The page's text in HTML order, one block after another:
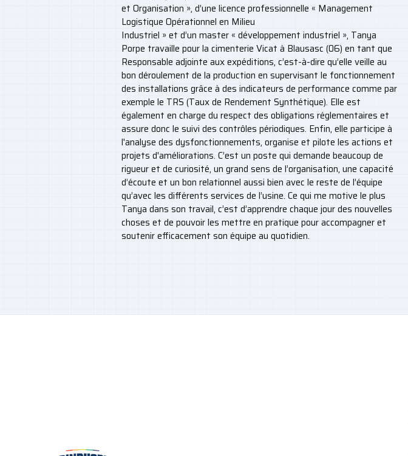
et Organisation », d’une licence professionnelle « Management
Logistique Opérationnel en Milieu
Industriel » et d’un master « développement industriel », Tanya
Porpe travaille pour la cimenterie Vicat à Blausasc (06) en tant que
Responsable adjointe aux expéditions, c’est-à-dire qu’elle veille au
bon déroulement de la production en supervisant le fonctionnement
des installations grâce à des indicateurs de performance comme par
exemple le TRS (Taux de Rendement Synthétique). Elle est
également en charge du respect des obligations réglementaires et
assure donc le suivi des contrôles périodiques. Enfin, elle participe à
l'analyse des dysfonctionnements, organise et pilote les actions et
projets d'améliorations. C’est un poste qui demande beaucoup de
rigueur et de curiosité, un grand sens de l’organisation, une capacité
d’écoute et un bon relationnel aussi bien avec le reste de l’équipe
qu’avec les différents services de l’usine. Ce qui me motive le plus
Tanya dans son travail, c’est d’apprendre chaque jour des nouvelles
choses et de pouvoir les mettre en pratique pour accompagner et
soutenir efficacement son équipe au quotidien.